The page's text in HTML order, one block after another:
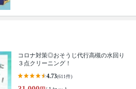
コロナ対策◎おそうじ代行高槻の水回り
３点クリーニング！
4.73(611件)